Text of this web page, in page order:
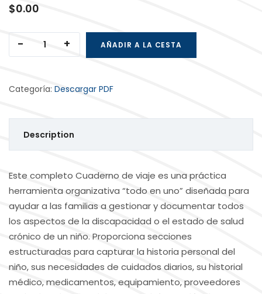
$0.00
Cuaderno de trabajo El viaje de su hijo (descarga
AÑADIR A LA CESTA
Categoría: Descargar PDF
Description
Este completo Cuaderno de viaje es una práctica
herramienta organizativa “todo en uno” diseñada para
ayudar a las familias a gestionar y documentar todos
los aspectos de la discapacidad o el estado de salud
crónico de un niño. Proporciona secciones
estructuradas para capturar la historia personal del
niño, sus necesidades de cuidados diarios, su historial
médico, medicamentos, equipamiento, proveedores